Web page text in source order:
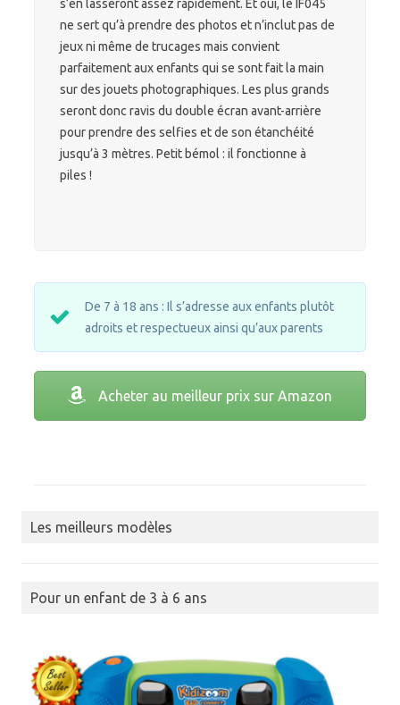
s’en lasseront assez rapidement. Et oui, le IF045
ne sert qu’à prendre des photos et n’inclut pas de
jeux ni même de trucages mais convient
parfaitement aux enfants qui se sont fait la main
sur des jouets photographiques. Les plus grands
seront donc ravis du double écran avant-arrière
pour prendre des selfies et de son étanchéité
jusqu’à 3 mètres. Petit bémol : il fonctionne à
piles !
De 7 à 18 ans : Il s’adresse aux enfants plutôt
adroits et respectueux ainsi qu’aux parents
Acheter au meilleur prix sur Amazon
Les meilleurs modèles
Pour un enfant de 3 à 6 ans